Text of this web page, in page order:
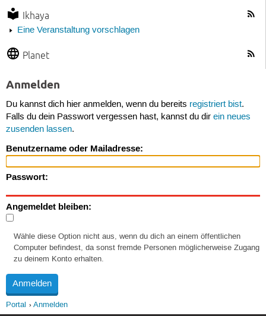
Ikhaya
Eine Veranstaltung vorschlagen
Planet
Anmelden
Du kannst dich hier anmelden, wenn du bereits registriert bist.
Falls du dein Passwort vergessen hast, kannst du dir ein neues
zusenden lassen.
Benutzername oder Mailadresse:
Passwort:
Angemeldet bleiben:
Wähle diese Option nicht aus, wenn du dich an einem öffentlichen
Computer befindest, da sonst fremde Personen möglicherweise Zugang
zu deinem Konto erhalten.
Portal Anmelden